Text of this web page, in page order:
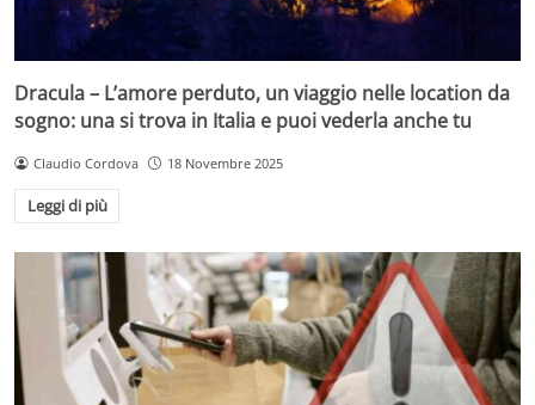
Dracula – L’amore perduto, un viaggio nelle location da
sogno: una si trova in Italia e puoi vederla anche tu
Claudio Cordova 18 Novembre 2025
Leggi di più